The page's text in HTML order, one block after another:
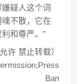
疑人这个词
不散，它在
和尊严。”
许 禁止转载）
Ban